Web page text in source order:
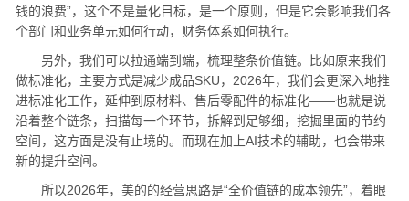
钱的浪费”，这个不是量化目标，是一个原则，但是它会影响我们各
个部门和业务单元如何行动，财务体系如何执行。
另外，我们可以拉通端到端，梳理整条价值链。比如原来我们
做标准化，主要方式是减少成品SKU，2026年，我们会更深入地推
进标准化工作，延伸到原材料、售后零配件的标准化——也就是说
沿着整个链条，扫描每一个环节，拆解到足够细，挖掘里面的节约
空间，这方面是没有止境的。而现在加上AI技术的辅助，也会带来
新的提升空间。
所以2026年，美的的经营思路是“全价值链的成本领先”，着眼